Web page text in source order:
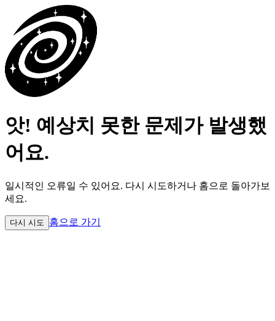
앗! 예상치 못한 문제가 발생했
어요.
일시적인 오류일 수 있어요. 다시 시도하거나 홈으로 돌아가보
세요.
다시 시도 홈으로 가기